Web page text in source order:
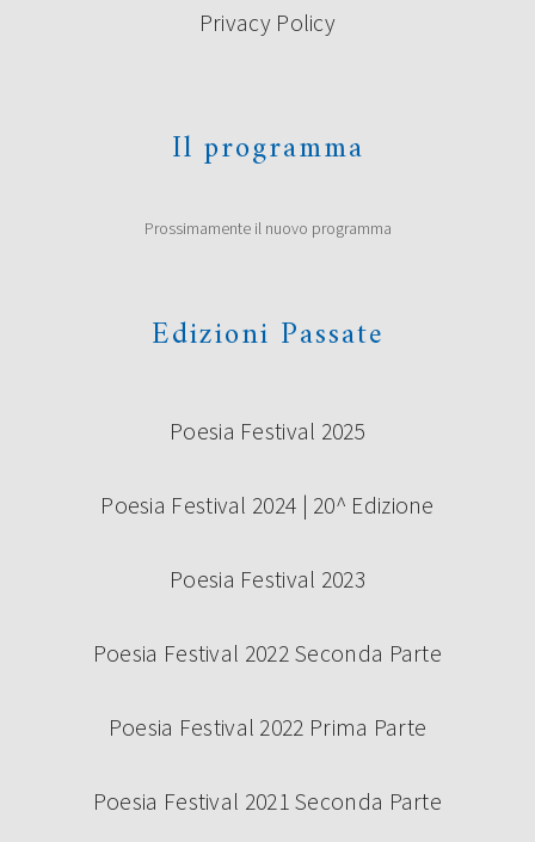
Privacy Policy
Il programma
Prossimamente il nuovo programma
Edizioni Passate
Poesia Festival 2025
Poesia Festival 2024 | 20^ Edizione
Poesia Festival 2023
Poesia Festival 2022 Seconda Parte
Poesia Festival 2022 Prima Parte
Poesia Festival 2021 Seconda Parte